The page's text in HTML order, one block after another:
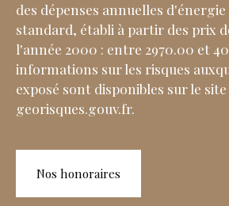
des dépenses annuelles
standard, établi à partir des prix
l'année 2000 : entre 2970.00 et
informations sur les risques
exposé sont disponibles sur le site
georisques.gouv.fr.
Nos honoraires